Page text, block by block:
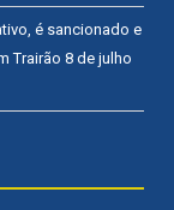
é sancionado e
Trairão 8 de julho